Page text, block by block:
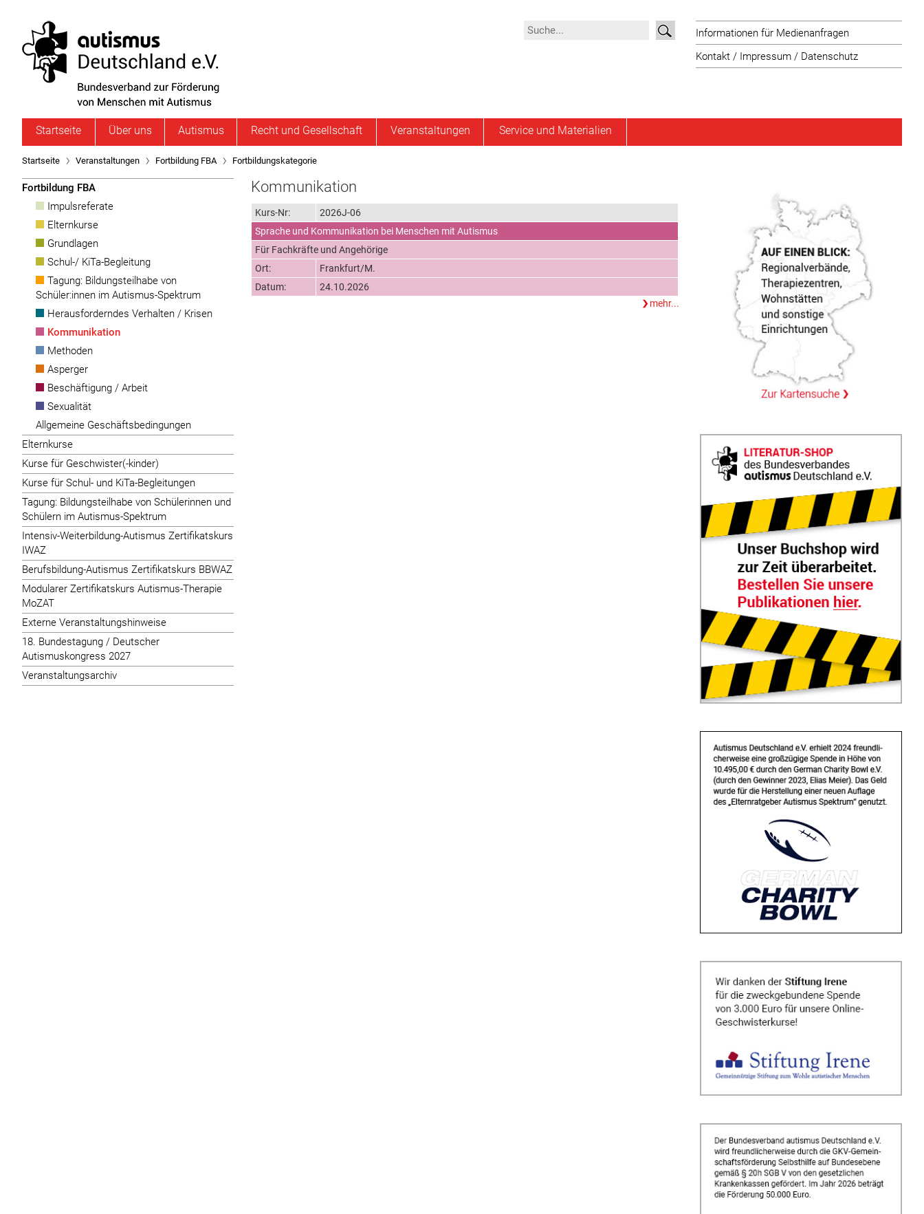
Informationen für Medienanfragen
Kontakt / Impressum / Datenschutz
Startseite Über uns Autismus Recht und Gesellschaft Veranstaltungen Service und Materialien
Startseite Veranstaltungen Fortbildung FBA Fortbildungskategorie
Fortbildung FBA
Impulsreferate
Elternkurse
Grundlagen
Schul-/ KiTa-Begleitung
Tagung: Bildungsteilhabe von
Schüler:innen im Autismus-Spektrum
Herausforderndes Verhalten / Krisen
Kommunikation
Methoden
Asperger
Beschäftigung / Arbeit
Sexualität
Allgemeine Geschäftsbedingungen
Elternkurse
Kurse für Geschwister(-kinder)
Kurse für Schul- und KiTa-Begleitungen
Tagung: Bildungsteilhabe von Schülerinnen und
Schülern im Autismus-Spektrum
Intensiv-Weiterbildung-Autismus Zertifikatskurs
IWAZ
Berufsbildung-Autismus Zertifikatskurs BBWAZ
Modularer Zertifikatskurs Autismus-Therapie
MoZAT
Externe Veranstaltungshinweise
18. Bundestagung / Deutscher
Autismuskongress 2027
Veranstaltungsarchiv
Kommunikation
Kurs-Nr:
2026J-06
Sprache und Kommunikation bei Menschen mit Autismus
Für Fachkräfte und Angehörige
Ort:
Frankfurt/M.
Datum:
24.10.2026
mehr...